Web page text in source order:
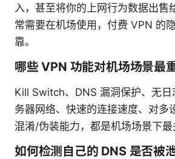
入，甚至将你的上网行为数据出售
常需要在机场使用，付费 VPN 的
靠。
哪些 VPN 功能对机场场景最
Kill Switch、DNS 漏洞保护、无日
务器网络、快速的连接速度、对多
混淆/伪装能力，都是机场场景下最
如何检测自己的 DNS 是否被